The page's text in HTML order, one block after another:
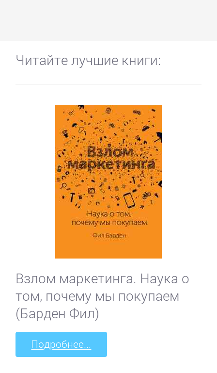
Читайте лучшие книги:
Взлом маркетинга. Наука о
том, почему мы покупаем
(Барден Фил)
Подробнее...